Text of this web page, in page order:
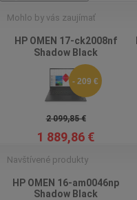
Mohlo by vás zaujímať
HP OMEN 17-ck2008nf
Shadow Black
- 209 €
2 099,85 €
1 889,86 €
Navštívené produkty
HP OMEN 16-am0046np
Shadow Black